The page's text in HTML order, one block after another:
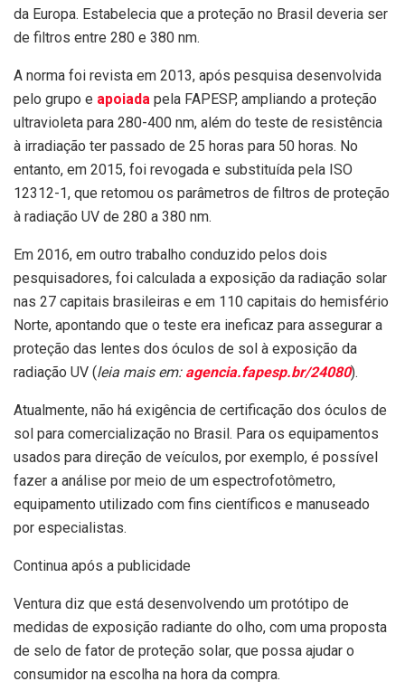
da Europa. Estabelecia que a proteção no Brasil deveria ser
de filtros entre 280 e 380 nm.
A norma foi revista em 2013, após pesquisa desenvolvida
pelo grupo e apoiada pela FAPESP, ampliando a proteção
ultravioleta para 280-400 nm, além do teste de resistência
à irradiação ter passado de 25 horas para 50 horas. No
entanto, em 2015, foi revogada e substituída pela ISO
12312-1, que retomou os parâmetros de filtros de proteção
à radiação UV de 280 a 380 nm.
Em 2016, em outro trabalho conduzido pelos dois
pesquisadores, foi calculada a exposição da radiação solar
nas 27 capitais brasileiras e em 110 capitais do hemisfério
Norte, apontando que o teste era ineficaz para assegurar a
proteção das lentes dos óculos de sol à exposição da
radiação UV (leia mais em: agencia.fapesp.br/24080).
Atualmente, não há exigência de certificação dos óculos de
sol para comercialização no Brasil. Para os equipamentos
usados para direção de veículos, por exemplo, é possível
fazer a análise por meio de um espectrofotômetro,
equipamento utilizado com fins científicos e manuseado
por especialistas.
Continua após a publicidade
Ventura diz que está desenvolvendo um protótipo de
medidas de exposição radiante do olho, com uma proposta
de selo de fator de proteção solar, que possa ajudar o
consumidor na escolha na hora da compra.